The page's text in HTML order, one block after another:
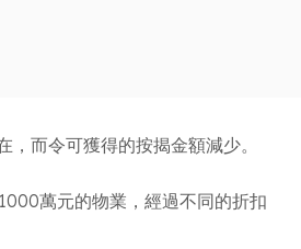
而令可獲得的按揭金額減少。
萬元的物業，經過不同的折扣